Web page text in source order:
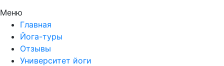
Меню
Главная
Йога-туры
Отзывы
Университет йоги